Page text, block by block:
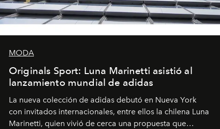
MODA
Originals Sport: Luna Marinetti asistió al
lanzamiento mundial de adidas
La nueva colección de adidas debutó en Nueva York
con invitados internacionales, entre ellos la chilena Luna
Marinetti, quien vivió de cerca una propuesta que